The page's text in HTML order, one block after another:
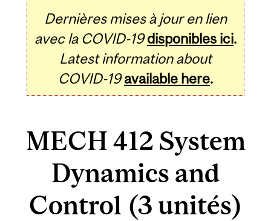
Dernières mises à jour en lien
avec la COVID-19 disponibles ici.
Latest information about
COVID-19 available here.
MECH 412 System
Dynamics and
Control (3 unités)